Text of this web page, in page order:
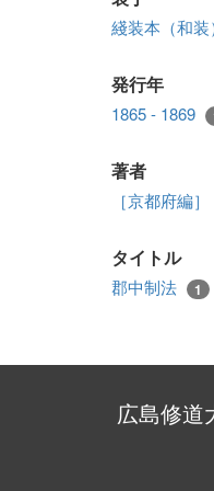
綫装本（和装
発行年
1865 - 1869
著者
［京都府編］
タイトル
郡中制法 1
広島修道